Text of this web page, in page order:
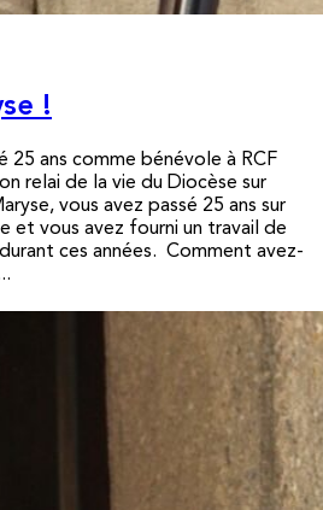
!
25 ans comme bénévole à RCF
relai de la vie du Diocèse sur
vous avez passé 25 ans sur
et vous avez fourni un travail de
ces années. Comment avez-